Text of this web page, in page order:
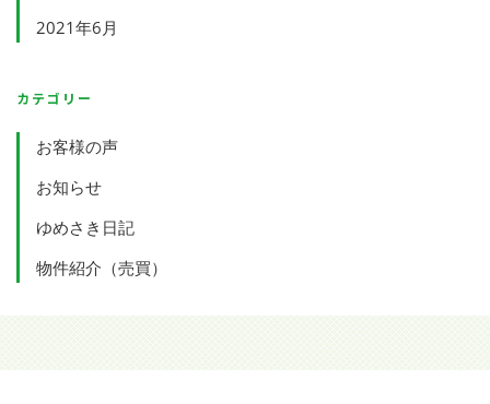
2021年6月
カテゴリー
お客様の声
お知らせ
ゆめさき日記
物件紹介（売買）